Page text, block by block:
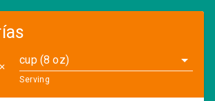
✕
cup (8 oz)
Serving